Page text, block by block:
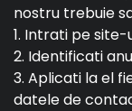
nostru trebuie
1. Intrati pe
2. Identificati
3. Aplicati la el
datele de